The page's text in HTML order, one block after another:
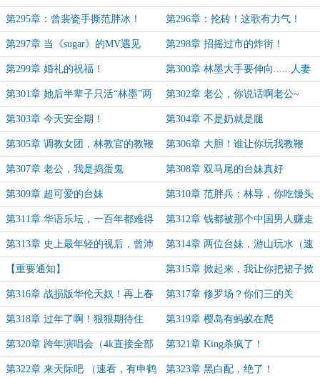
吗？”
第295章：曾裴瓷手撕范胖冰！ 第296章：抡砖！这歌有力气！
第297章 当《sugar》的MV遇见
《跑男》
第298章 招摇过市的炸街！
第299章 婚礼的祝福！ 第300章 林墨大手要伸向......人妻
感十足！
第301章 她后半辈子只活“林墨”两
个字！
第302章 老公，你说话啊老公~
第303章 今天安全期！ 第304章 不是奶就是腿
第305章 调教女团，林教官的教鞭
已经饥渴难耐了
第306章 大胆！谁让你玩我教鞭
的？
第307章 老公，我是捣蛋鬼 第308章 双马尾的台妹真好
第309章 超可爱的台妹 第310章 范胖兵：林导，你吃馒头
不？
第311章 华语乐坛，一百年都难得
出一个林墨！
第312章 钱都被那个中国男人赚走
了！（月底求月票）
第313章 史上最年轻的视后，曾沛
慈！林墨视帝！（最后一天求月票）
第314章 两位台妹，游山玩水（速
看！月末加更）
【重要通知】 第315章 掀起来，我让你把裙子掀
起来！
第316章 战损版华伦天奴！再上春
晚？
第317章 修罗场？你们三的关
系......
第318章 过年了啊！狠狠期待住
了！
第319章 樱岛有蚂蚁在爬
第320章 跨年演唱会（4k直接全部
写完）
第321章 King杀疯了！
第322章 来天际吧 （速看，有申鹤 第323章 黑白配，绝了！